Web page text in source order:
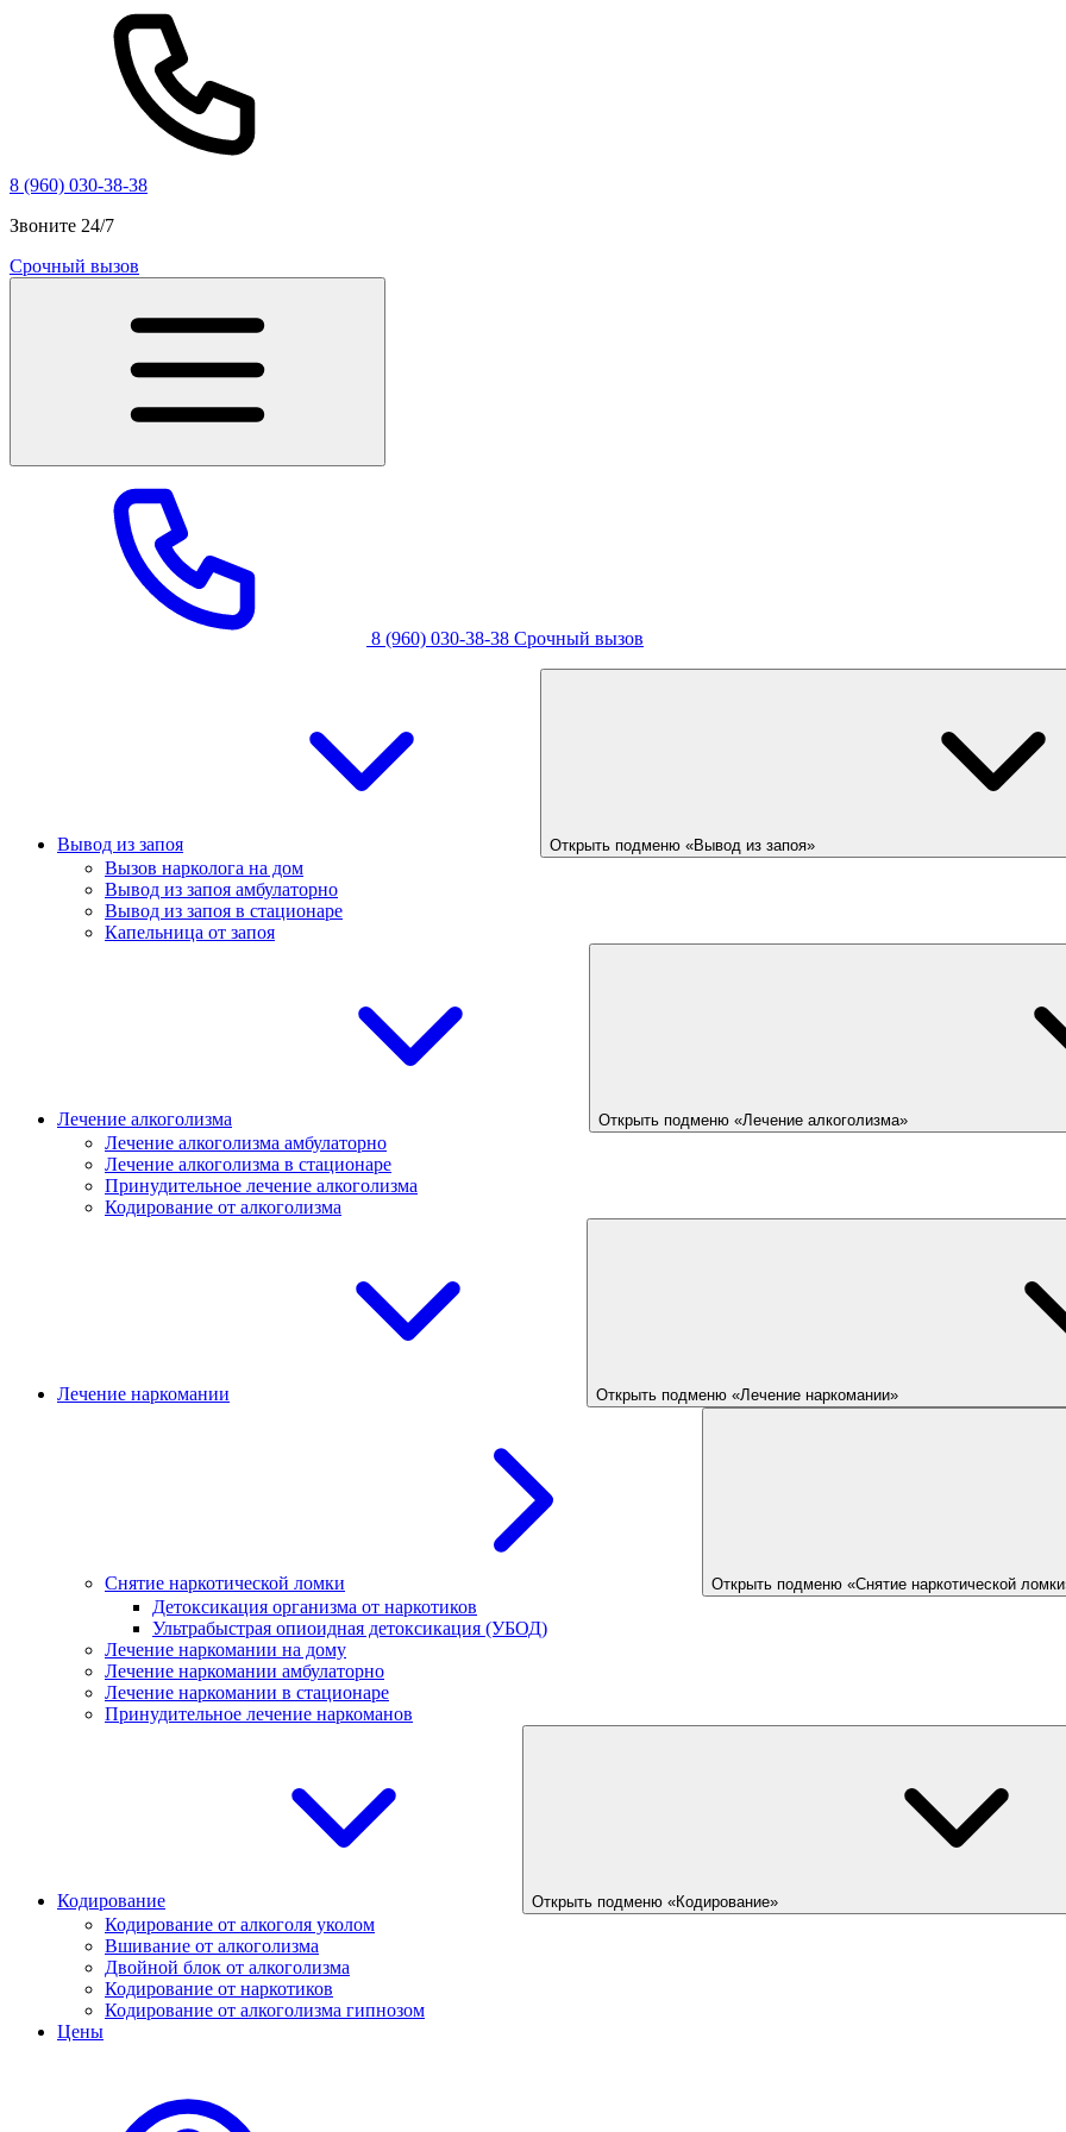
8 (960) 030-38-38
Звоните 24/7
Срочный вызов
8 (960) 030-38-38 Срочный вызов
Вывод из запоя Открыть подменю «Вывод из запоя»
Вызов нарколога на дом
Вывод из запоя амбулаторно
Вывод из запоя в стационаре
Капельница от запоя
Лечение алкоголизма Открыть подменю «Лечение алкоголизма»
Лечение алкоголизма амбулаторно
Лечение алкоголизма в стационаре
Принудительное лечение алкоголизма
Кодирование от алкоголизма
Лечение наркомании Открыть подменю «Лечение наркомании»
Снятие наркотической ломки Открыть подменю «Снятие наркотической
Детоксикация организма от наркотиков
Ультрабыстрая опиоидная детоксикация (УБОД)
Лечение наркомании на дому
Лечение наркомании амбулаторно
Лечение наркомании в стационаре
Принудительное лечение наркоманов
Кодирование Открыть подменю «Кодирование»
Кодирование от алкоголя уколом
Вшивание от алкоголизма
Двойной блок от алкоголизма
Кодирование от наркотиков
Кодирование от алкоголизма гипнозом
Цены